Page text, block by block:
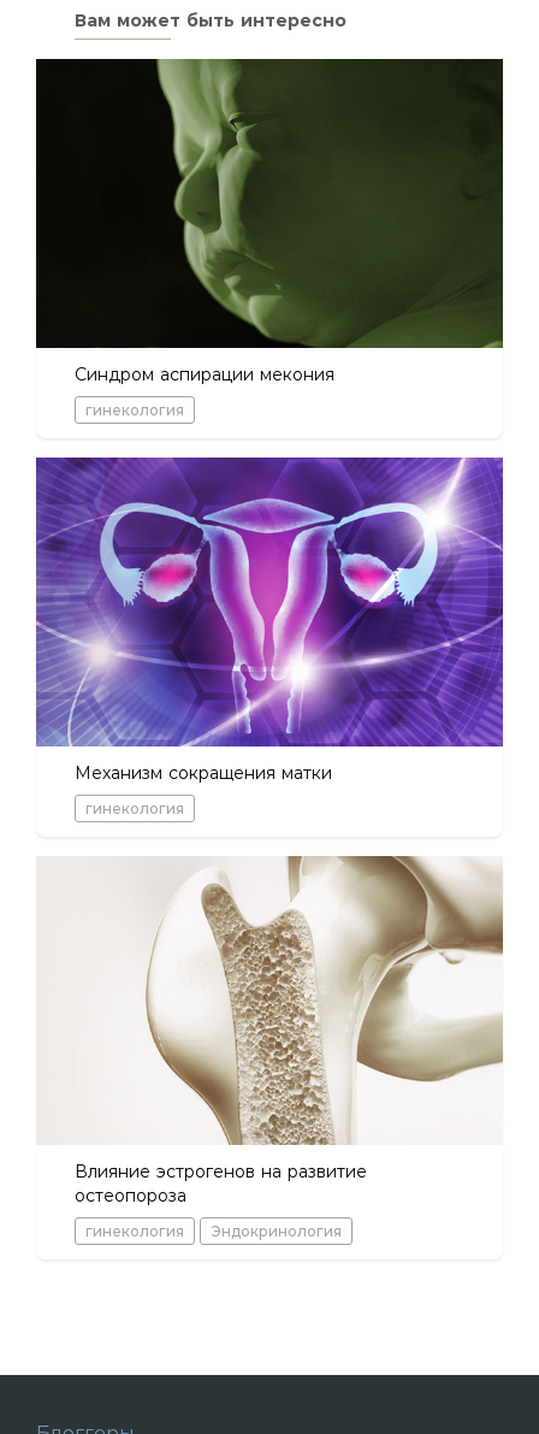
Вам может быть интересно
Синдром аспирации мекония
гинекология
Механизм сокращения матки
гинекология
Влияние эстрогенов на развитие
остеопороза
гинекология Эндокринология